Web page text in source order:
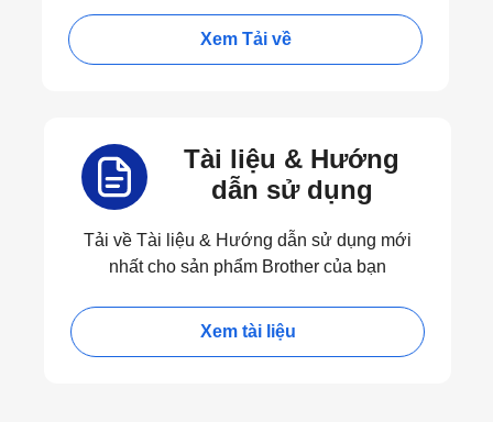
Xem Tải về
Tài liệu & Hướng
dẫn sử dụng
Tải về Tài liệu & Hướng dẫn sử dụng mới
nhất cho sản phẩm Brother của bạn
Xem tài liệu